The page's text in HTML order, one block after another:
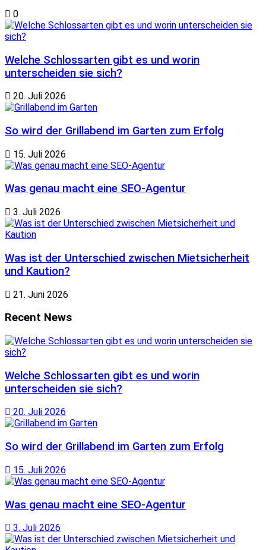
0
Welche Schlossarten gibt es und worin
unterscheiden sie sich?
20. Juli 2026
So wird der Grillabend im Garten zum Erfolg
15. Juli 2026
Was genau macht eine SEO-Agentur
3. Juli 2026
Was ist der Unterschied zwischen Mietsicherheit
und Kaution?
21. Juni 2026
Recent News
Welche Schlossarten gibt es und worin
unterscheiden sie sich?
20. Juli 2026
So wird der Grillabend im Garten zum Erfolg
15. Juli 2026
Was genau macht eine SEO-Agentur
3. Juli 2026